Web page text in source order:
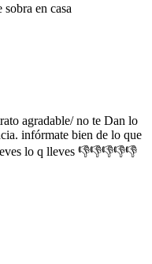
en casa
agradable/ no te Dan lo
infórmate bien de lo que
lo q lleves 👎👎👎👎👎